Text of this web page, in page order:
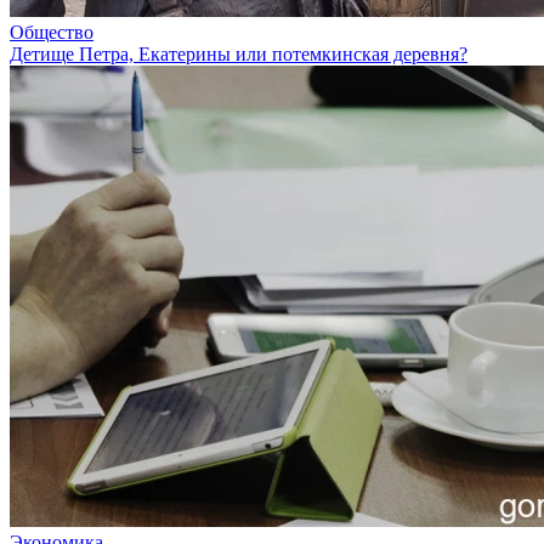
Общество
Детище Петра, Екатерины или потемкинская деревня?